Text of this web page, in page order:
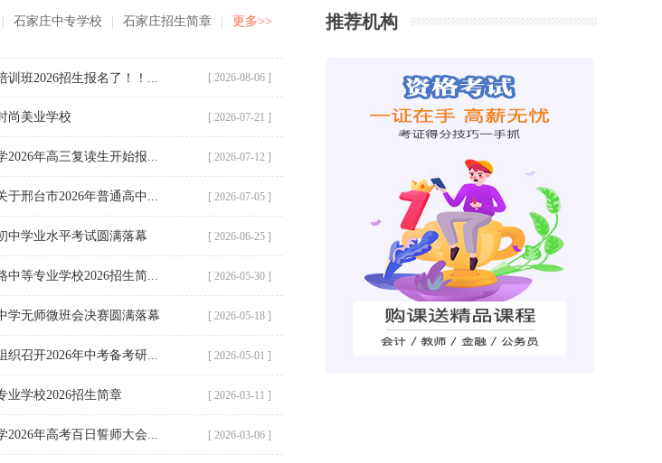
石家庄中专学校 石家庄招生简章 更多>>
训班2026招生报名了！！... [ 2026-08-06 ]
尚美业学校 [ 2026-07-21 ]
2026年高三复读生开始报... [ 2026-07-12 ]
于邢台市2026年普通高中... [ 2026-07-05 ]
中学业水平考试圆满落幕 [ 2026-06-25 ]
中等专业学校2026招生简... [ 2026-05-30 ]
学无师微班会决赛圆满落幕 [ 2026-05-18 ]
织召开2026年中考备考研... [ 2026-05-01 ]
业学校2026招生简章 [ 2026-03-11 ]
2026年高考百日誓师大会... [ 2026-03-06 ]
推荐机构